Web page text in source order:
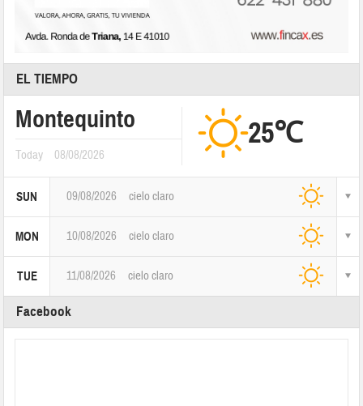
EL TIEMPO
Montequinto
Today 08/08/2026
25℃
SUN 09/08/2026 cielo claro
MON 10/08/2026 cielo claro
TUE 11/08/2026 cielo claro
Facebook